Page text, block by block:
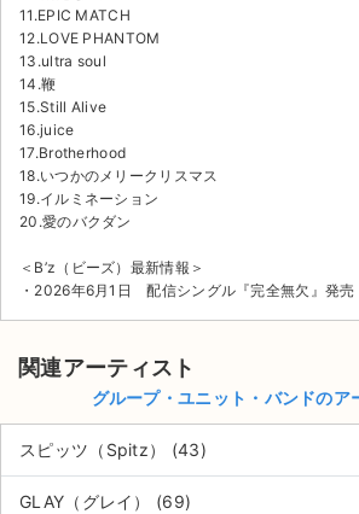
11.EPIC MATCH
12.LOVE PHANTOM
13.ultra soul
14.鞭
15.Still Alive
16.juice
17.Brotherhood
18.いつかのメリークリスマス
19.イルミネーション
20.愛のバクダン
＜B’z（ビーズ）最新情報＞
・2026年6月1日 配信シングル『完全無欠』発売
関連アーティスト
グループ・ユニット・バンドのア
スピッツ（Spitz） (43)
GLAY（グレイ） (69)